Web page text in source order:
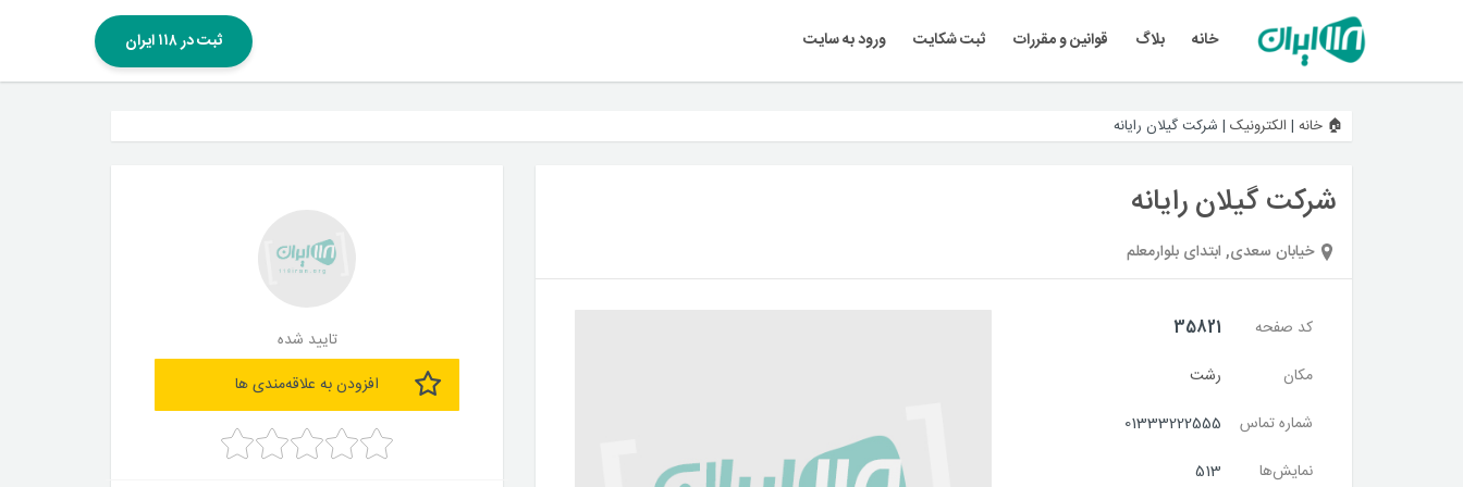
خانه بلاگ قوانین و مقررات ثبت شکایت ورود به سایت ثبت در ۱۱۸ ایران
🏠 خانه | الکترونیک | شرکت گیلان رایانه
شرکت گیلان رایانه
خیابان سعدی, ابتدای بلوارمعلم
کد صفحه
35821
مکان
رشت
شماره تماس
01333222555
نمایش‌ها
513
تایید شده
افزودن به علاقه‌مندی ها